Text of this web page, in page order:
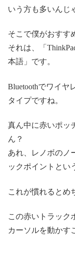
いう方も多いんじ
そこで僕がおすす
それは、「
本語 」です。
Bluetoothでワイヤ
タイプですね。
真ん中に赤いポッ
ん？
あれ、レノボのノ
ックポイントとい
これが慣れるとめ
この赤いトラック
カーソルを動かす